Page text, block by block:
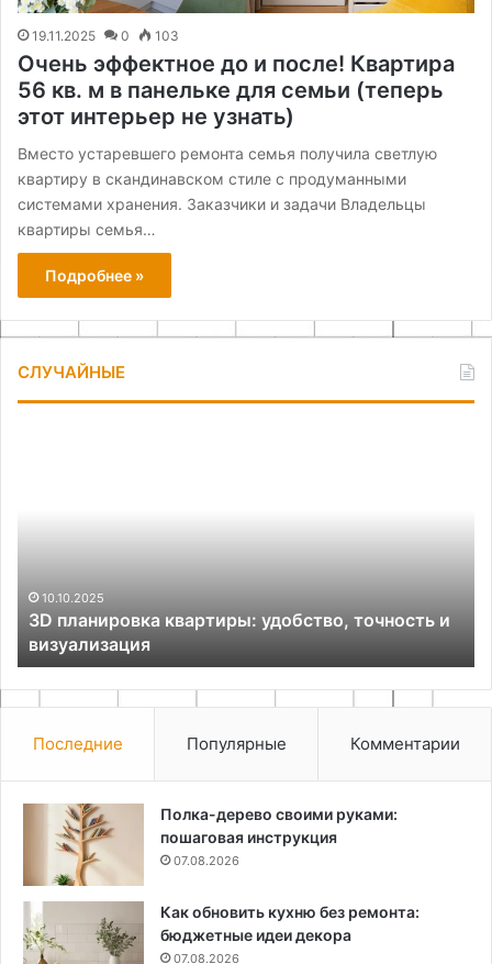
19.11.2025 0 103
Очень эффектное до и после! Квартира
56 кв. м в панельке для семьи (теперь
этот интерьер не узнать)
Вместо устаревшего ремонта семья получила светлую
квартиру в скандинавском стиле с продуманными
системами хранения. Заказчики и задачи Владельцы
квартиры семья…
Подробнее »
СЛУЧАЙНЫЕ
10.10.2025
3D планировка квартиры: удобство, точность и
визуализация
Последние Популярные Комментарии
Полка-дерево своими руками:
пошаговая инструкция
07.08.2026
Как обновить кухню без ремонта:
бюджетные идеи декора
07.08.2026